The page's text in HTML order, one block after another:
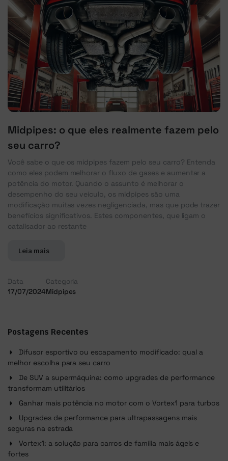
Midpipes: o que eles realmente fazem pelo
seu carro?
Você sabe o que os midpipes fazem pelo seu carro? Entenda
como eles podem melhorar o fluxo de gases e aumentar a
potência do motor. Quando o assunto é melhorar o
desempenho do seu veículo, os midpipes são uma
modificação muitas vezes negligenciada, mas que pode trazer
benefícios significativos. Estes componentes, que ligam o
catalisador ao restante
Leia mais
Data
17/07/2024
Categoria
Midpipes
Postagens Recentes
Difusor esportivo ou escapamento modificado: qual a
melhor escolha para seu carro
De SUV a supermáquina: como upgrades de performance
transformam utilitários
Ganhar mais potência no motor com o Vortex1 para turbos
Upgrades de performance para ultrapassagens mais
seguras na estrada
Vortex1: a solução para carros de família mais ágeis e
fortes